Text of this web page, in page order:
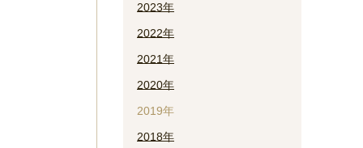
2023年
2022年
2021年
2020年
2019年
2018年